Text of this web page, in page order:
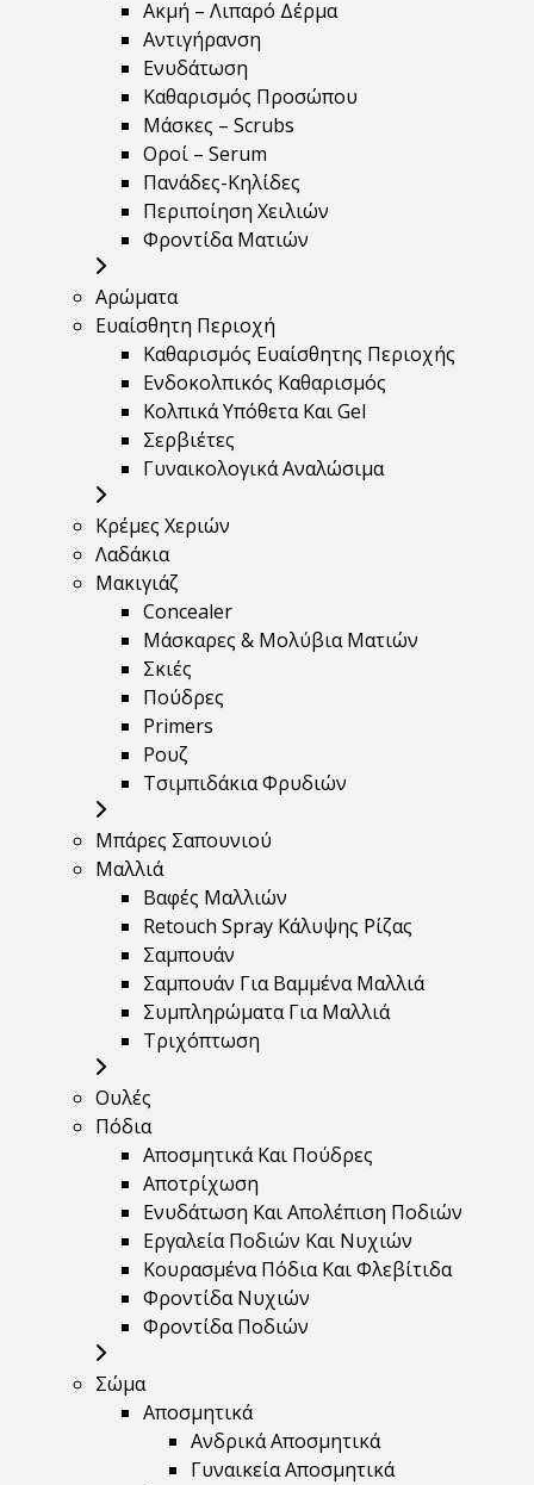
Ακμή – Λιπαρό Δέρμα
Αντιγήρανση
Ενυδάτωση
Καθαρισμός Προσώπου
Μάσκες – Scrubs
Οροί – Serum
Πανάδες-Κηλίδες
Περιποίηση Χειλιών
Φροντίδα Ματιών
Αρώματα
Ευαίσθητη Περιοχή
Καθαρισμός Ευαίσθητης Περιοχής
Ενδοκολπικός Καθαρισμός
Κολπικά Υπόθετα Και Gel
Σερβιέτες
Γυναικολογικά Αναλώσιμα
Κρέμες Χεριών
Λαδάκια
Μακιγιάζ
Concealer
Μάσκαρες & Μολύβια Ματιών
Σκιές
Πούδρες
Primers
Ρουζ
Τσιμπιδάκια Φρυδιών
Μπάρες Σαπουνιού
Μαλλιά
Βαφές Μαλλιών
Retouch Spray Κάλυψης Ρίζας
Σαμπουάν
Σαμπουάν Για Βαμμένα Μαλλιά
Συμπληρώματα Για Μαλλιά
Τριχόπτωση
Ουλές
Πόδια
Αποσμητικά Και Πούδρες
Αποτρίχωση
Ενυδάτωση Και Απολέπιση Ποδιών
Εργαλεία Ποδιών Και Νυχιών
Κουρασμένα Πόδια Και Φλεβίτιδα
Φροντίδα Νυχιών
Φροντίδα Ποδιών
Σώμα
Αποσμητικά
Ανδρικά Αποσμητικά
Γυναικεία Αποσμητικά